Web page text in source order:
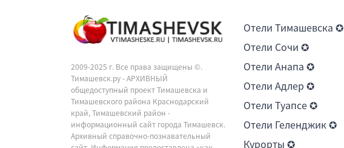
2009-2025 г. Все права защищены ©.
Тимашевск.ру - АРХИВНЫЙ
общедоступный проект Тимашевска и
Тимашевского района Краснодарский
край, Тимашевский район -
информационный сайт города Тимашевск.
Архивный справочно-познавательный
Отели Тимашевска ✪
Отели Сочи ✪
Отели Анапа ✪
Отели Адлер ✪
Отели Туапсе ✪
Отели Геленджик ✪
Курорты ✪